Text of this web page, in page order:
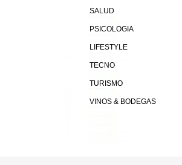
SALUD
PSICOLOGIA
LIFESTYLE
TECNO
TURISMO
VINOS & BODEGAS